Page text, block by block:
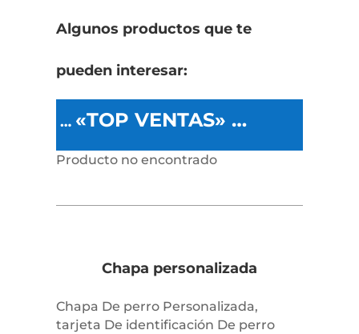
Algunos productos que te
pueden interesar:
… «TOP VENTAS» …
Producto no encontrado
Chapa personalizada
Chapa De perro Personalizada,
tarjeta De identificación De perro